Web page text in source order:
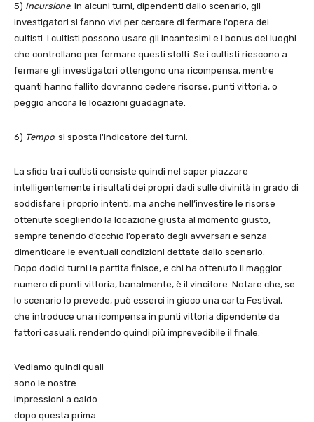
5) Incursione: in alcuni turni, dipendenti dallo scenario, gli
investigatori si fanno vivi per cercare di fermare l'opera dei
cultisti. I cultisti possono usare gli incantesimi e i bonus dei luoghi
che controllano per fermare questi stolti. Se i cultisti riescono a
fermare gli investigatori ottengono una ricompensa, mentre
quanti hanno fallito dovranno cedere risorse, punti vittoria, o
peggio ancora le locazioni guadagnate.
6) Tempo: si sposta l'indicatore dei turni.
La sfida tra i cultisti consiste quindi nel saper piazzare
intelligentemente i risultati dei propri dadi sulle divinità in grado di
soddisfare i proprio intenti, ma anche nell’investire le risorse
ottenute scegliendo la locazione giusta al momento giusto,
sempre tenendo d’occhio l’operato degli avversari e senza
dimenticare le eventuali condizioni dettate dallo scenario.
Dopo dodici turni la partita finisce, e chi ha ottenuto il maggior
numero di punti vittoria, banalmente, è il vincitore. Notare che, se
lo scenario lo prevede, può esserci in gioco una carta Festival,
che introduce una ricompensa in punti vittoria dipendente da
fattori casuali, rendendo quindi più imprevedibile il finale.
Vediamo quindi quali
sono le nostre
impressioni a caldo
dopo questa prima